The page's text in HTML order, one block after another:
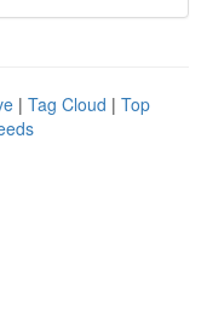
| Tag Cloud | Top